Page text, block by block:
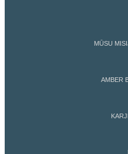
MŪSU
AMBER